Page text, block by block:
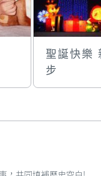
聖誕快樂
步